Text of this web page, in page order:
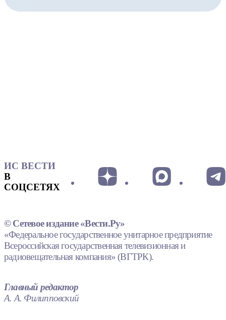
ИС ВЕСТИ
В
СОЦСЕТЯХ
© Сетевое издание «Вести.Ру»
«Федеральное государственное унитарное предприятие
Всероссийская государственная телевизионная и
радиовещательная компания» (ВГТРК).
Главный редактор
А. А. Филипповский